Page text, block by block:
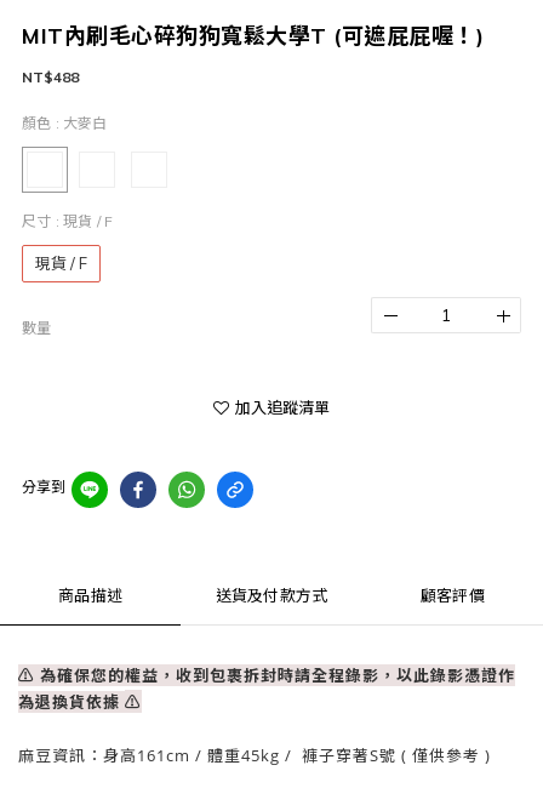
MIT內刷毛心碎狗狗寬鬆大學T (可遮屁屁喔！)
NT$488
顏色 : 大麥白
尺寸 : 現貨 / F
現貨 / F
數量
加入追蹤清單
分享到
商品描述 送貨及付款方式 顧客評價
⚠ 為確保您的權益，收到包裹拆封時請全程錄影，以此錄影憑證作
為退換貨依據 ⚠
麻豆資訊： 身高161cm / 體重45kg / 褲子穿著S號 ( 僅供參考 )